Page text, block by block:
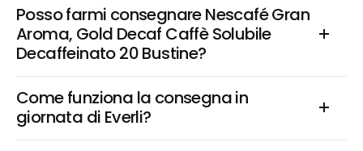
Posso farmi consegnare Nescafé Gran
Aroma, Gold Decaf Caffè Solubile
Decaffeinato 20 Bustine?
Come funziona la consegna in
giornata di Everli?